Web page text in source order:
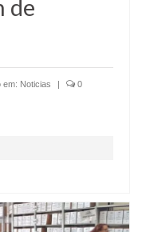
de
em: Noticias 0